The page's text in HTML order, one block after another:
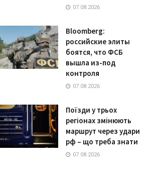
07.08.2026
Bloomberg:
российские элиты
боятся, что ФСБ
вышла из-под
контроля
07.08.2026
Поїзди у трьох
регіонах змінюють
маршрут через удари
рф – що треба знати
07.08.2026